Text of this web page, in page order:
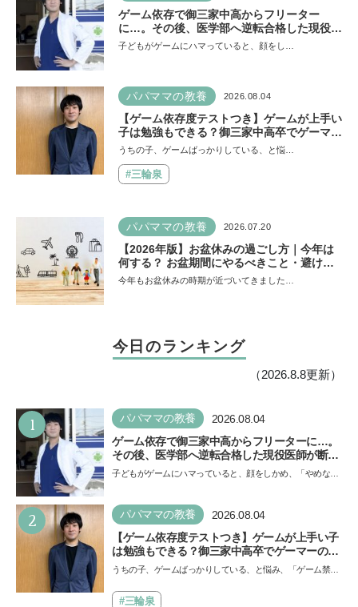
ゲーム依存で御三家中高からフリーター
に…。その後、医学部へ逆転合格した現役医
師が断言「ゲームの経験が受験勉強に役立っ
子どもがゲームにハマっていると、顔をし…
パパママの教養 2026.08.04
【ゲーム依存度テストつき】ゲームが上手い
子は勉強もできる？御三家中高卒でゲーマー
の医師・阿部智史さんが教えるゲームしなが
うちの子、ゲームばっかりしている、と悩…
#三輪泉
パパママの教養 2026.07.20
【2026年版】お盆休みの過ごし方｜今年は
何する？ お盆期間にやるべきこと・避ける
ことは
今年もお盆休みの時期が近づいてきました…
今日のランキング
（2026.8.8更新）
1 パパママの教養 2026.08.04
ゲーム依存で御三家中高からフリーターに…。
その後、医学部へ逆転合格した現役医師が断言
「ゲームの経験が受験勉強に役立った」そう考
子どもがゲームにハマっていると、顔をしかめ、「やめなさ
い…
2 パパママの教養 2026.08.04
【ゲーム依存度テストつき】ゲームが上手い子
は勉強もできる？御三家中高卒でゲーマーの医
師・阿部智史さんが教えるゲームしながら受験
うちの子、ゲームばっかりしている、と悩み、「ゲーム禁
も…
#三輪泉